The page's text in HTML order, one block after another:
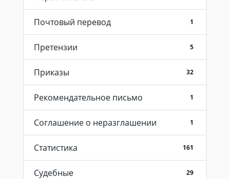
Почтовый перевод 1
Претензии 5
Приказы 32
Рекомендательное письмо 1
Соглашение о неразглашении 1
Статистика 161
Судебные 29